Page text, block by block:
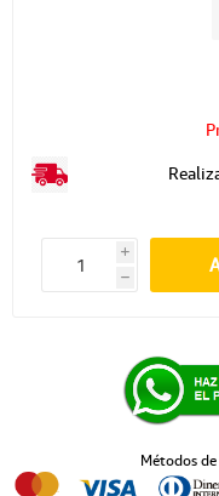
i
h
Métodos